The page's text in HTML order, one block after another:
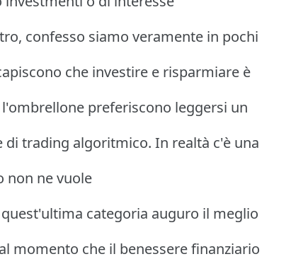
confesso siamo veramente in pochi
che investire e risparmiare è
preferiscono leggersi un
trading algoritmico. In realtà c'è una
non ne vuole
categoria auguro il meglio
momento che il benessere finanziario